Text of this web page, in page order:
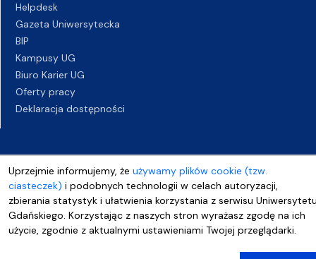
Uprzejmie informujemy, że używamy plików cookie (tzw.
ciasteczek) i podobnych technologii w celach autoryzacji,
zbierania statystyk i ułatwienia korzystania z serwisu
Gdańskiego. Korzystając z naszych stron wyrażasz zgodę na ich
użycie, zgodnie z aktualnymi ustawieniami Twojej przeglądarki.
Helpdesk
Gazeta Uniwersytecka
BIP
Kampusy UG
Biuro Karier UG
Oferty pracy
Deklaracja dostępności